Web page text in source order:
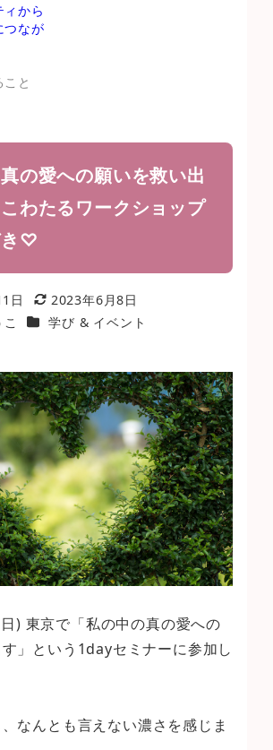
から
つなが
と
の愛への願いを救い出
わたるワークショップ
き♡
日
更新日
2023年6月8日
カテゴリー
学び & イベント
) 東京で「私の中の真の愛への
」という1dayセミナーに参加し
なんとも言えない濃さを感じま